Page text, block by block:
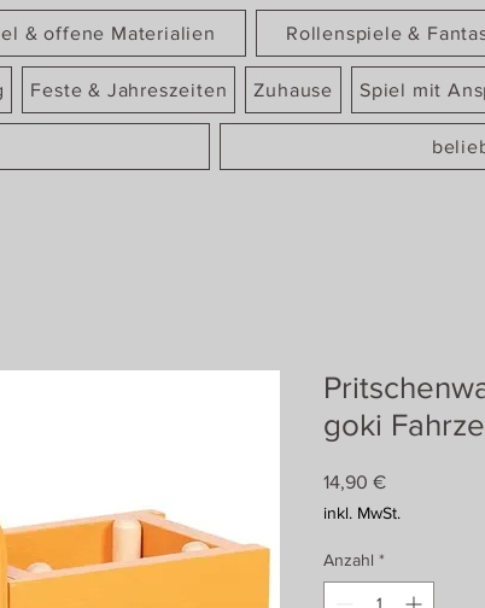
& offene Materialien Rollenspiele &
Feste & Jahreszeiten Zuhause Spiel mit
goki
14,90 €Preis
inkl. MwSt.
Anzahl *